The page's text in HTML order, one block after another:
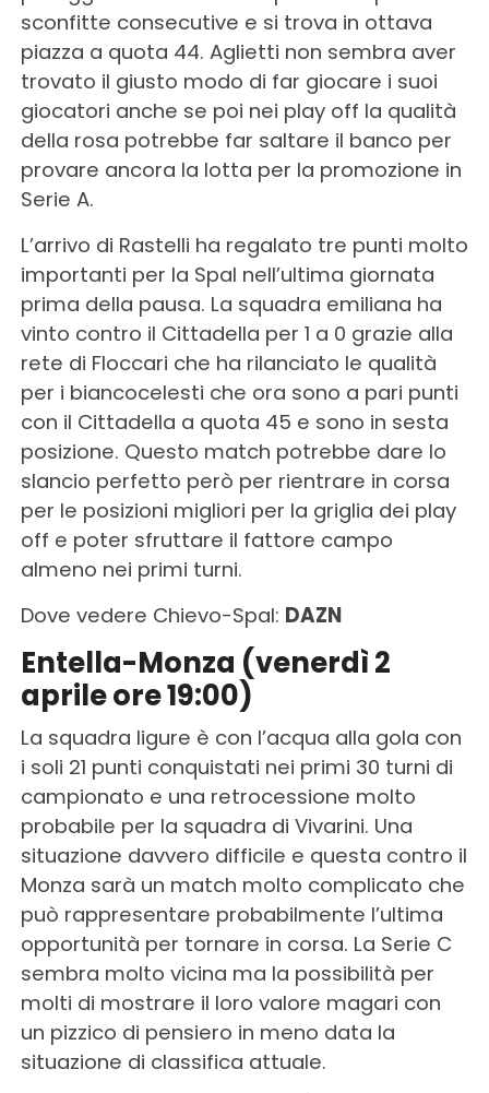
sconfitte consecutive e si trova in ottava
piazza a quota 44. Aglietti non sembra aver
trovato il giusto modo di far giocare i suoi
giocatori anche se poi nei play off la qualità
della rosa potrebbe far saltare il banco per
provare ancora la lotta per la promozione in
Serie A.
L’arrivo di Rastelli ha regalato tre punti molto
importanti per la Spal nell’ultima giornata
prima della pausa. La squadra emiliana ha
vinto contro il Cittadella per 1 a 0 grazie alla
rete di Floccari che ha rilanciato le qualità
per i biancocelesti che ora sono a pari punti
con il Cittadella a quota 45 e sono in sesta
posizione. Questo match potrebbe dare lo
slancio perfetto però per rientrare in corsa
per le posizioni migliori per la griglia dei play
off e poter sfruttare il fattore campo
almeno nei primi turni.
Dove vedere Chievo-Spal: DAZN
Entella-Monza (venerdì 2
aprile ore 19:00)
La squadra ligure è con l’acqua alla gola con
i soli 21 punti conquistati nei primi 30 turni di
campionato e una retrocessione molto
probabile per la squadra di Vivarini. Una
situazione davvero difficile e questa contro il
Monza sarà un match molto complicato che
può rappresentare probabilmente l’ultima
opportunità per tornare in corsa. La Serie C
sembra molto vicina ma la possibilità per
molti di mostrare il loro valore magari con
un pizzico di pensiero in meno data la
situazione di classifica attuale.